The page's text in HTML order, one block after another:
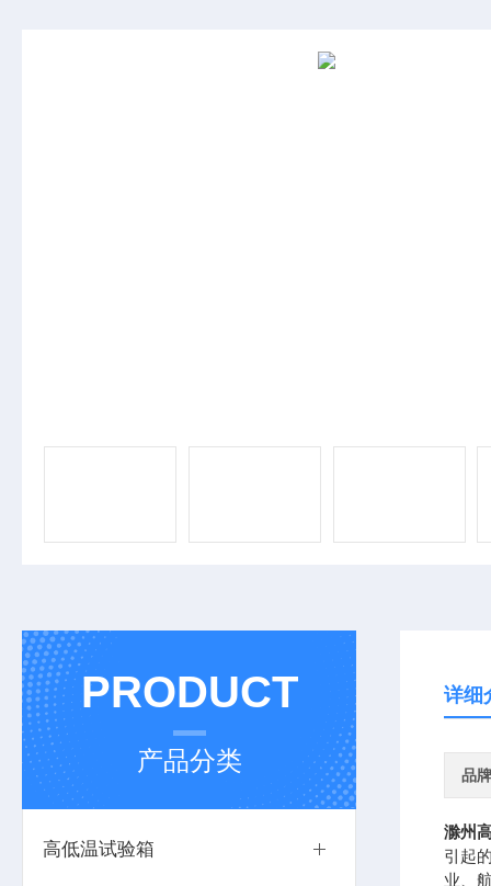
PRODUCT
产品分类
高低温试验箱
详细
品牌
滁州
引起
业、